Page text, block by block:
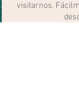
visitarnos.